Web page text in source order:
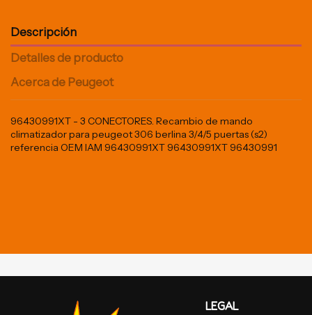
Descripción
Detalles de producto
Acerca de Peugeot
96430991XT - 3 CONECTORES. Recambio de mando
climatizador para peugeot 306 berlina 3/4/5 puertas (s2)
referencia OEM IAM 96430991XT 96430991XT 96430991
LEGAL